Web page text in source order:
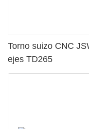
Torno suizo CNC
ejes TD265